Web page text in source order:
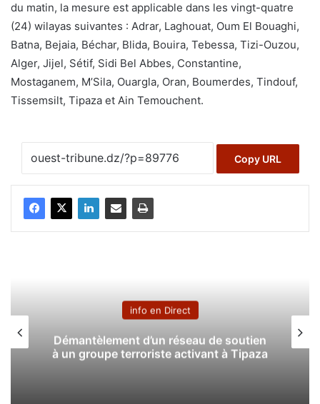
du matin, la mesure est applicable dans les vingt-quatre
(24) wilayas suivantes : Adrar, Laghouat, Oum El Bouaghi,
Batna, Bejaia, Béchar, Blida, Bouira, Tebessa, Tizi-Ouzou,
Alger, Jijel, Sétif, Sidi Bel Abbes, Constantine,
Mostaganem, M’Sila, Ouargla, Oran, Boumerdes, Tindouf,
Tissemsilt, Tipaza et Ain Temouchent.
Copy URL
info en Direct
Démantèlement d’un réseau de soutien
à un groupe terroriste activant à Tipaza